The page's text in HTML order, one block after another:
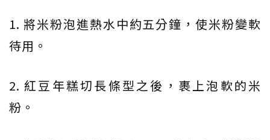
1. 將米粉泡進熱水中約五分鐘，使米粉變軟
待用。
2. 紅豆年糕切長條型之後，裹上泡軟的米
粉。